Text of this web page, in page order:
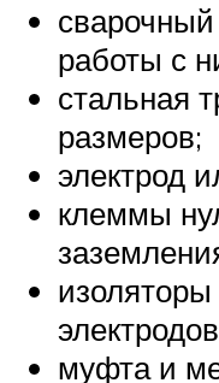
работы с
стальная
размеров;
электрод
клеммы
муфта и